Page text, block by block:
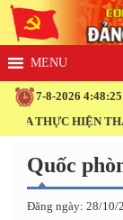
7-8-2026 4:48:25
THỰC HIỆN
Quốc
Đăng ngày: 28/10/